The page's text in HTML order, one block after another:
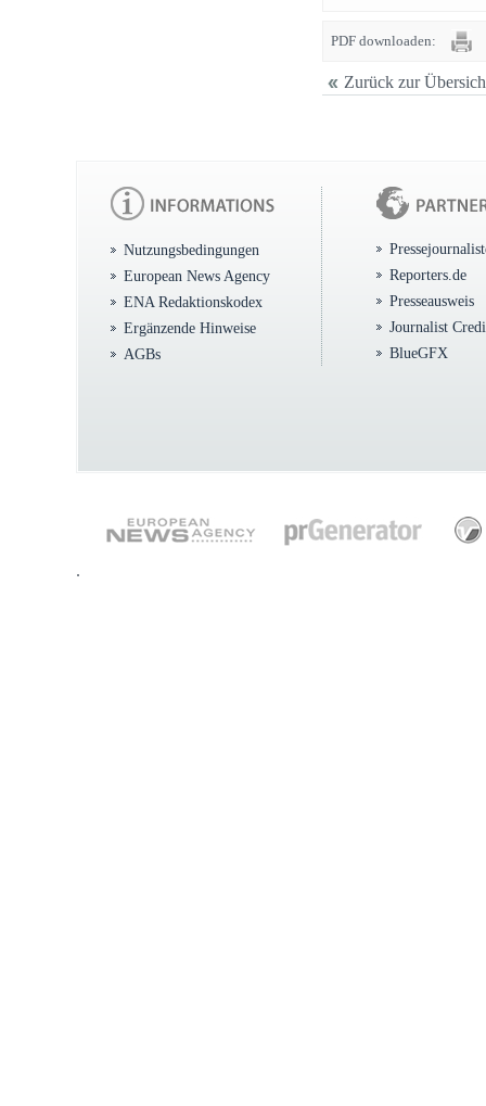
PDF downloaden:
Zurück zur
Nutzungsbedingungen
European News Agency
ENA Redaktionskodex
Ergänzende Hinweise
AGBs
Reporters.de
Presseausweis
Journalist
BlueGFX
.